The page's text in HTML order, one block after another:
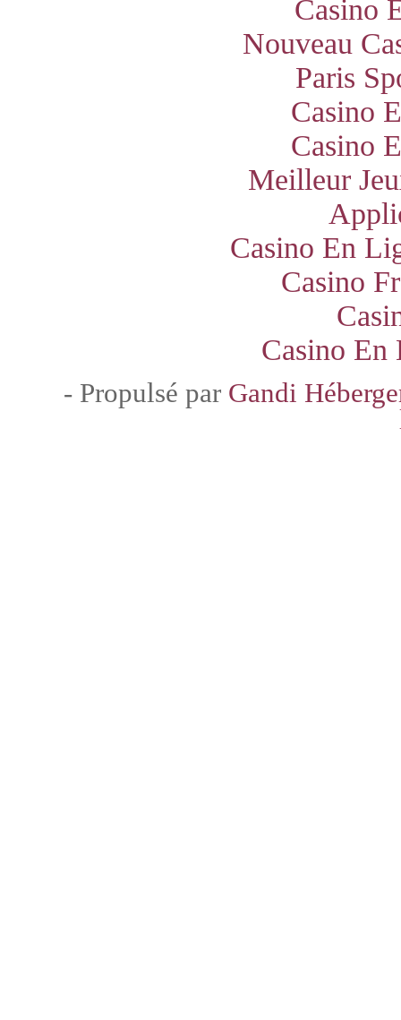
Casino
Nouveau
Paris
Casino
Casino
Meilleur
Casino En
Casino
Casino En
- Propulsé par Gandi